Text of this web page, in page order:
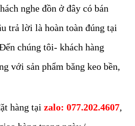
nghe đồn ở đây có bán
trả lời là hoàn toàn đúng tại
chúng tôi- khách hàng
với sản phẩm băng keo bền,
hàng tại zalo: 077.202.4607,